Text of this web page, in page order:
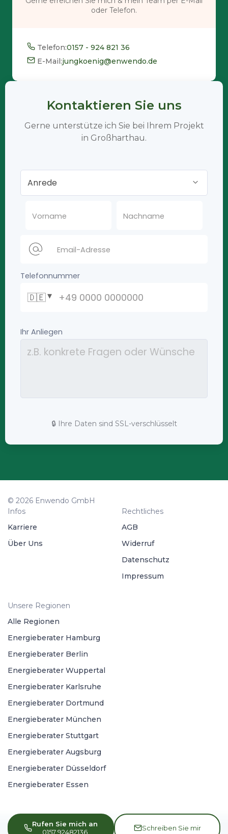
Rufen Sie mich an
0157 92482136
Schreiben Sie mir
oder Telefon.
Telefon:0157 - 924 821 36
E-Mail:jungkoenig@enwendo.de
Kontaktieren Sie uns
Gerne unterstütze ich Sie bei Ihrem Projekt
in Großharthau.
🔒 Ihre Daten sind SSL-verschlüsselt
© 2026 Enwendo GmbH
Infos
Karriere
Über Uns
Rechtliches
AGB
Widerruf
Datenschutz
Impressum
Unsere Regionen
Alle Regionen
Energieberater Hamburg
Energieberater Berlin
Energieberater Wuppertal
Energieberater Karlsruhe
Energieberater Dortmund
Energieberater München
Energieberater Stuttgart
Energieberater Augsburg
Energieberater Düsseldorf
Energieberater Essen